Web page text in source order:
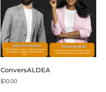
ConversALDEA
$10.00